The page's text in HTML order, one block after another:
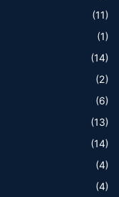
(11)
(1)
(14)
(2)
(6)
(13)
(14)
(4)
(4)